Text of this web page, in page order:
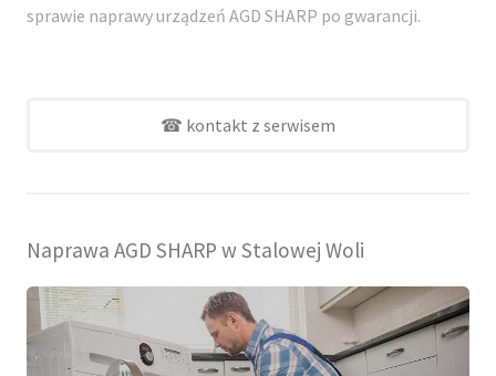
sprawie naprawy urządzeń AGD SHARP po gwarancji.
☎ kontakt z serwisem
Naprawa AGD SHARP w Stalowej Woli